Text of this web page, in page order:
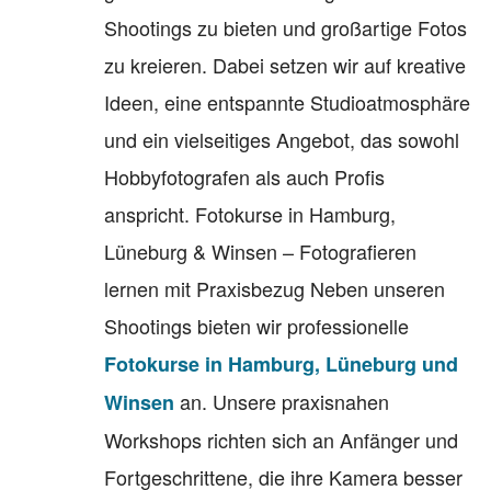
Shootings zu bieten und großartige Fotos
zu kreieren. Dabei setzen wir auf kreative
Ideen, eine entspannte Studioatmosphäre
und ein vielseitiges Angebot, das sowohl
Hobbyfotografen als auch Profis
anspricht. Fotokurse in Hamburg,
Lüneburg & Winsen – Fotografieren
lernen mit Praxisbezug Neben unseren
Shootings bieten wir professionelle
Fotokurse in Hamburg, Lüneburg und
Winsen an. Unsere praxisnahen
Workshops richten sich an Anfänger und
Fortgeschrittene, die ihre Kamera besser